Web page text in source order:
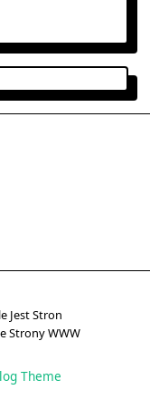
Jest Stron
Strony WWW
Theme